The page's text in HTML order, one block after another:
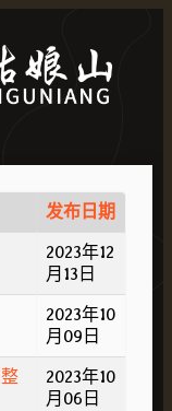
发布日期
2023年12
月13日
2023年10
月09日
2023年10
月06日